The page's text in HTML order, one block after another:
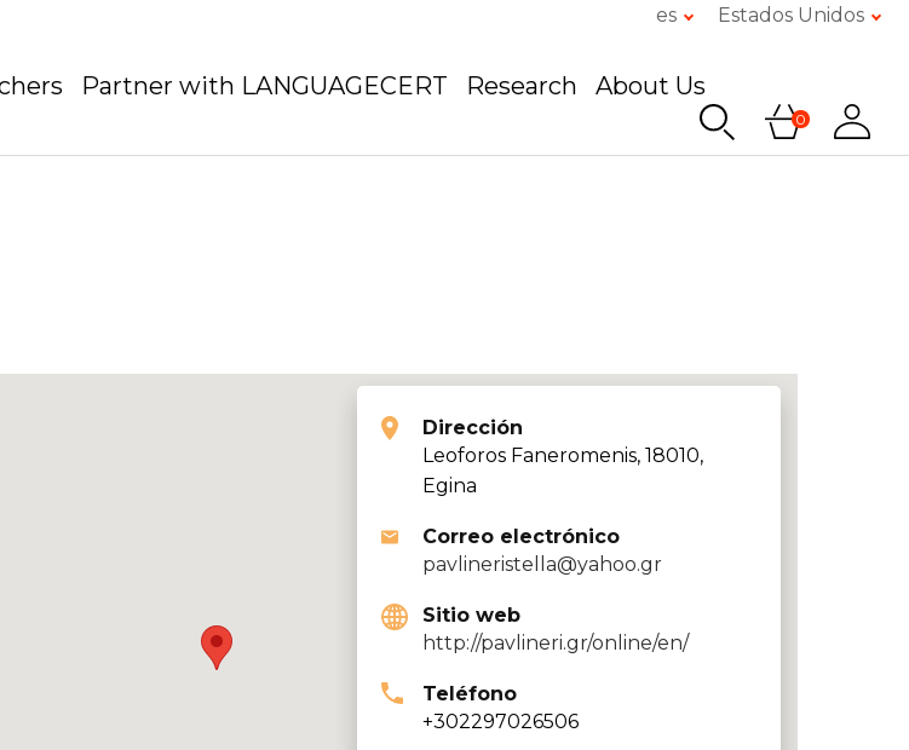
es Estados Unidos
Partner with LANGUAGECERT Research About Us
0
Dirección
Leoforos Faneromenis, 18010,
Egina
Correo electrónico
pavlineristella@yahoo.gr
Sitio web
http://pavlineri.gr/online/en/
Teléfono
+302297026506